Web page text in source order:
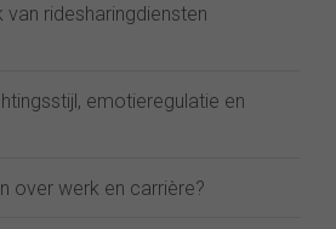
ridesharingdiensten
emotieregulatie en
over werk en carrière?